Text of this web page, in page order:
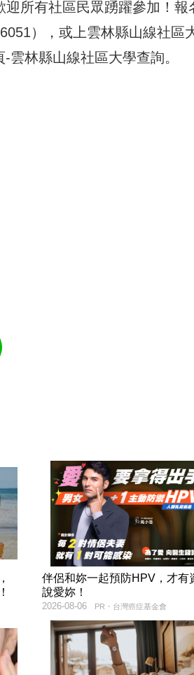
所有社區民眾踴躍參加！報
），或上雲林縣山線社區
林縣山線社區大學查詢。
伴侶和妳一起預防HPV，才有
說愛妳！
PR・台灣癌症基金會
2026-08-06